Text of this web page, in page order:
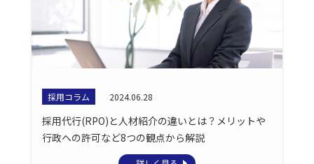
採用コラム 2024.06.28
採用代行(RPO)と人材紹介の違いとは？メリットや
行政への許可など8つの観点から解説